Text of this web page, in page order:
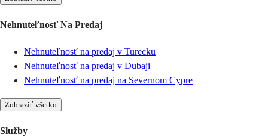
Nehnuteľnosť Na Predaj
Nehnuteľnosť na predaj v Turecku
Nehnuteľnosť na predaj v Dubaji
Nehnuteľnosť na predaj na Severnom Cypre
Zobraziť všetko
Služby